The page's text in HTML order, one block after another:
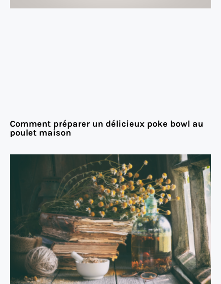
Comment préparer un délicieux poke bowl au
poulet maison